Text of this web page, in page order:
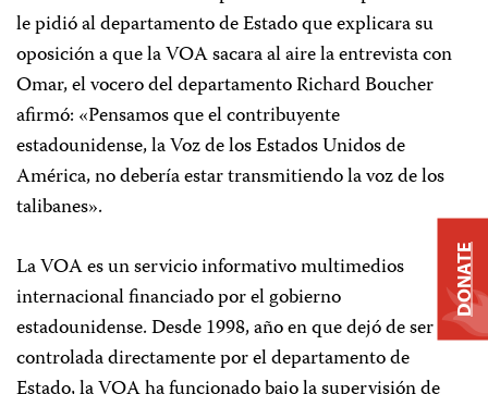
le pidió al departamento de Estado que explicara su
oposición a que la VOA sacara al aire la entrevista con
Omar, el vocero del departamento Richard Boucher
afirmó: «Pensamos que el contribuyente
estadounidense, la Voz de los Estados Unidos de
América, no debería estar transmitiendo la voz de los
talibanes».
La VOA es un servicio informativo multimedios
internacional financiado por el gobierno
estadounidense. Desde 1998, año en que dejó de ser
controlada directamente por el departamento de
DONATE